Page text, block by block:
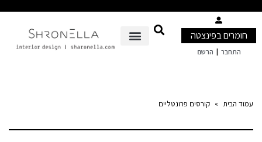
חומרים בפינצטה
התחבר | הרשם
עמוד הבית » קורסים פרונטליים